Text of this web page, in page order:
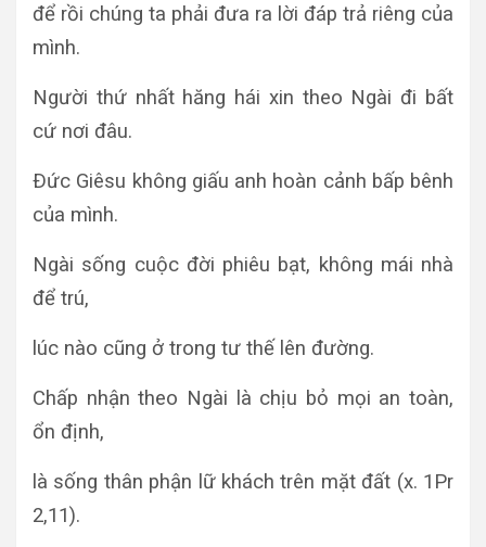
để rồi chúng ta phải đưa ra lời đáp trả riêng của
mình.
Người thứ nhất hăng hái xin theo Ngài đi bất
cứ nơi đâu.
Ðức Giêsu không giấu anh hoàn cảnh bấp bênh
của mình.
Ngài sống cuộc đời phiêu bạt, không mái nhà
để trú,
lúc nào cũng ở trong tư thế lên đường.
Chấp nhận theo Ngài là chịu bỏ mọi an toàn,
ổn định,
là sống thân phận lữ khách trên mặt đất (x. 1Pr
2,11).